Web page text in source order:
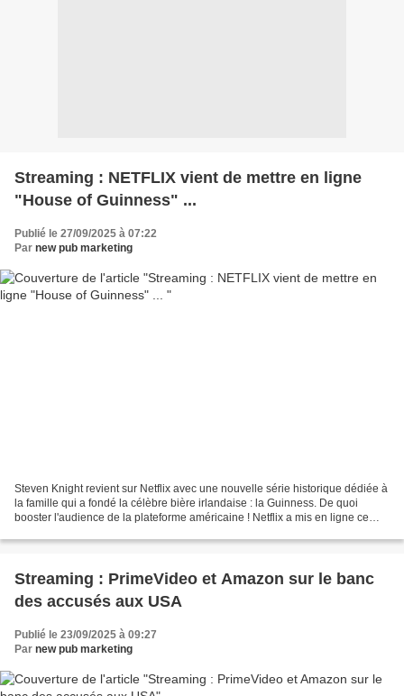
Streaming : NETFLIX vient de mettre en ligne
"House of Guinness" ...
Publié le 27/09/2025 à 07:22
Par new pub marketing
Steven Knight revient sur Netflix avec une nouvelle série historique dédiée à
la famille qui a fondé la célèbre bière irlandaise : la Guinness. De quoi
booster l'audience de la plateforme américaine ! Netflix a mis en ligne ce
Streaming : PrimeVideo et Amazon sur le banc
des accusés aux USA
Publié le 23/09/2025 à 09:27
Par new pub marketing